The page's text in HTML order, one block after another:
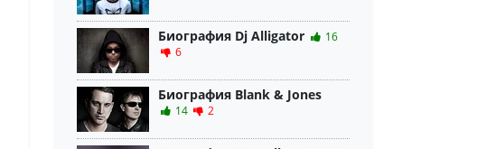
Биография Dj Alligator
16
6
Биография Blank & Jones
14 2